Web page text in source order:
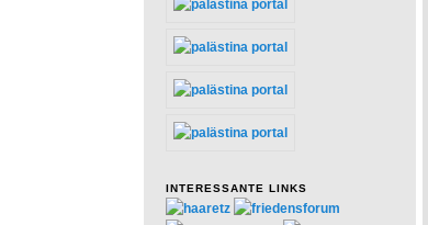
INTERESSANTE LINKS